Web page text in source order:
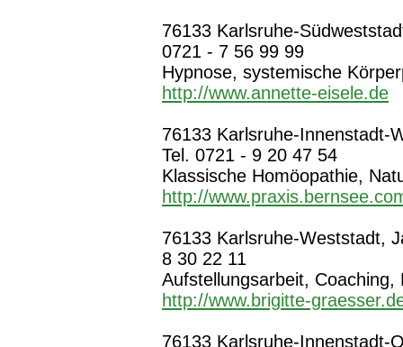
76133 Karlsruhe-
0721 - 7 56 99 99
Hypnose, systemische
http://www.annette-eisele.de
76133 Karlsruhe-Innenstadt-
Tel. 0721 - 9 20 47 54
Klassische Homöopathie,
http://
76133 Karlsruhe-Weststadt,
8 30 22 11
Aufstellungsarbeit,
http://www.brigitte-
76133 Karlsruhe-Innenstadt-